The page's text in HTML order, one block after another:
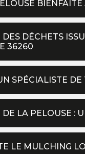
DÉCHETS
36260
SPÉCIALISTE
DE LA PELOUSE :
LE MULCHING